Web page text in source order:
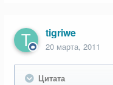
tigriwe
20 марта, 2011
Цитата